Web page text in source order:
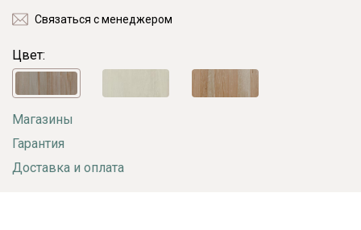
Связаться с менеджером
Цвет:
Магазины
Гарантия
Доставка и оплата